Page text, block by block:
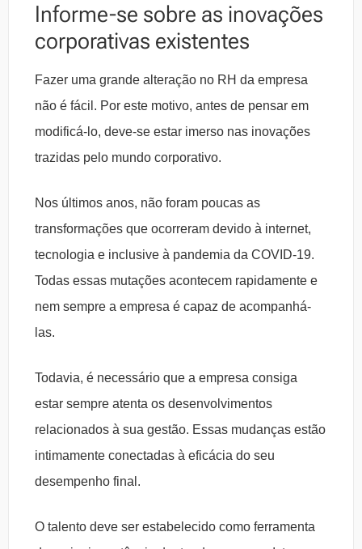
Informe-se sobre as inovações
corporativas existentes
Fazer uma grande alteração no RH da empresa
não é fácil. Por este motivo, antes de pensar em
modificá-lo, deve-se estar imerso nas inovações
trazidas pelo mundo corporativo.
Nos últimos anos, não foram poucas as
transformações que ocorreram devido à internet,
tecnologia e inclusive à pandemia da COVID-19.
Todas essas mutações acontecem rapidamente e
nem sempre a empresa é capaz de acompanhá-
las.
Todavia, é necessário que a empresa consiga
estar sempre atenta os desenvolvimentos
relacionados à sua gestão. Essas mudanças estão
intimamente conectadas à eficácia do seu
desempenho final.
O talento deve ser estabelecido como ferramenta